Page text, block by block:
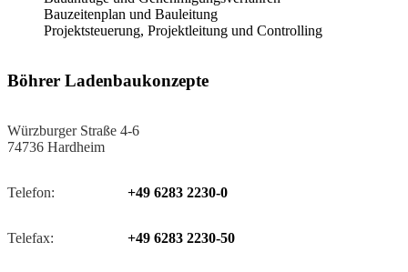
Bauzeitenplan und Bauleitung
Projektsteuerung, Projektleitung und Controlling
Böhrer Ladenbaukonzepte
Würzburger Straße 4-6
74736 Hardheim
Telefon: +49 6283 2230-0
Telefax: +49 6283 2230-50